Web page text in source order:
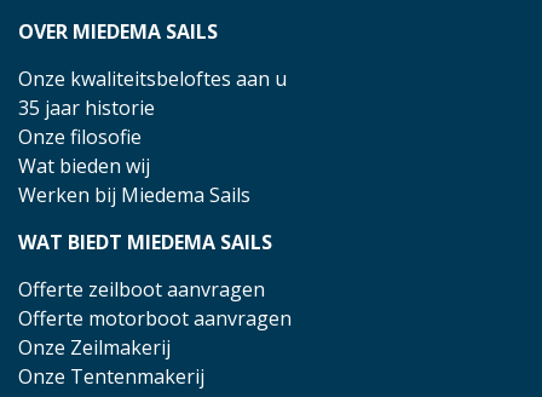
OVER MIEDEMA SAILS
Onze kwaliteitsbeloftes aan u
35 jaar historie
Onze filosofie
Wat bieden wij
Werken bij Miedema Sails
WAT BIEDT MIEDEMA SAILS
Offerte zeilboot aanvragen
Offerte motorboot aanvragen
Onze Zeilmakerij
Onze Tentenmakerij